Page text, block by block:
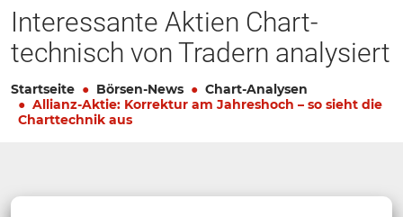
Interessante Aktien Chart-
technisch von Tradern analysiert
Startseite Börsen-News
Chart-Analysen
Allianz-Aktie: Korrektur am Jahreshoch – so sieht die
Charttechnik aus